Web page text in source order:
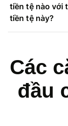
tiền tệ nào với
tiền tệ này?
Các
đầu